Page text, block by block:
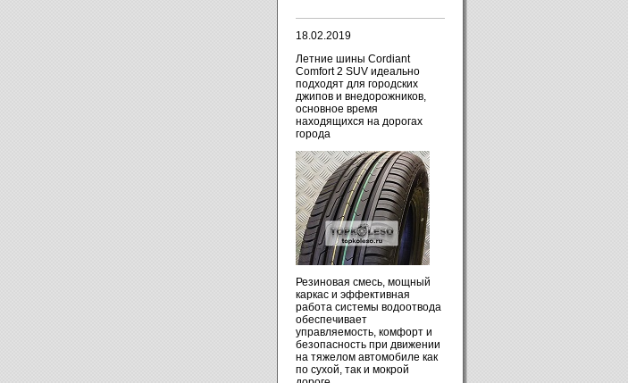
18.02.2019
Летние шины Cordiant
Comfort 2 SUV идеально
подходят для городских
джипов и внедорожников,
основное время
находящихся на дорогах
города
Резиновая смесь, мощный
каркас и эффективная
работа системы водоотвода
обеспечивает
управляемость, комфорт и
безопасность при движении
на тяжелом автомобиле как
по сухой, так и мокрой